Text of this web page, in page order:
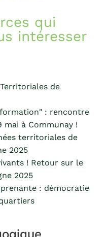
qui
intéresser
de
: rencontre
mai à Communay !
territoriales de
2025
! Retour sur le
2025
: démocratie